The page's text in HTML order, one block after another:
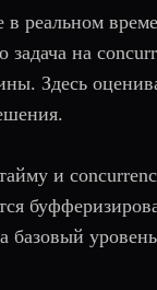
реальном
на
Здесь
и
базовый